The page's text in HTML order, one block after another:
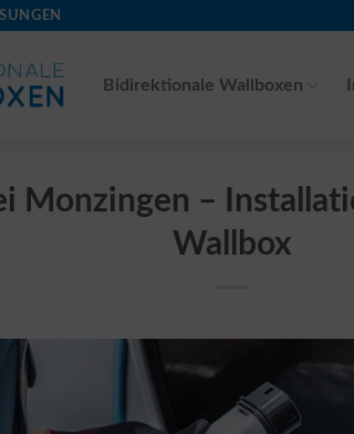
Bidirektionale Wallboxen
Monzingen –
Wallbox